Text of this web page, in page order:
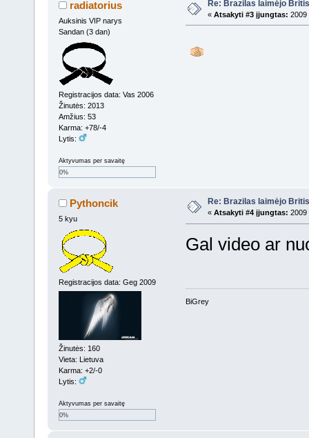
radiatorius
Auksinis VIP narys
Sandan (3 dan)
Registracijos data: Vas 2006
Žinutės: 2013
Amžius: 53
Karma: +78/-4
Lytis:
Aktyvumas per savaitę
0%
Re: Brazilas laimėjo
« Atsakyti #3 įjungtas: 2009
Pythoncik
5 kyu
Registracijos data: Geg 2009
Žinutės: 160
Vieta: Lietuva
Karma: +2/-0
Lytis:
Aktyvumas per savaitę
0%
Re: Brazilas laimėjo
« Atsakyti #4 įjungtas: 2009
Gal video ar
BiGrey